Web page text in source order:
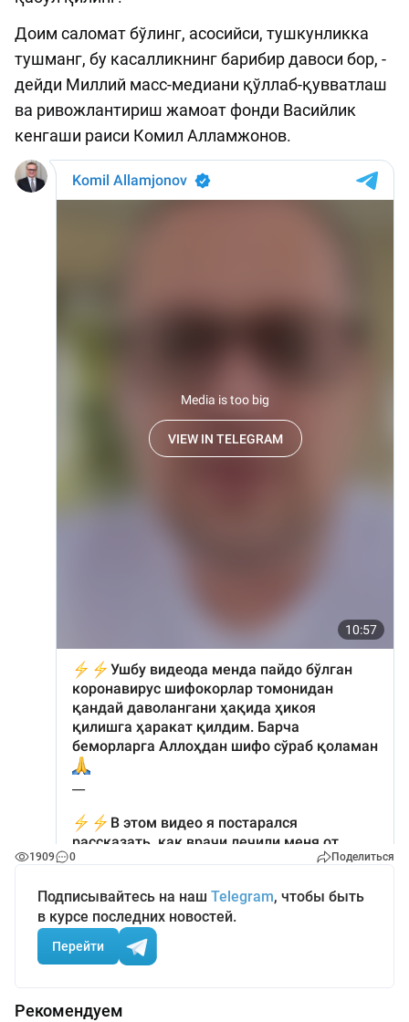
Доим саломат бўлинг, асосийси, тушкунликка
тушманг, бу касалликнинг барибир давоси бор, -
дейди Миллий масс-медиани қўллаб-қувватлаш
ва ривожлантириш жамоат фонди Васийлик
кенгаши раиси Комил Алламжонов.
1909 0 Поделиться
Подписывайтесь на наш Telegram, чтобы быть
в курсе последних новостей.
Перейти
Рекомендуем